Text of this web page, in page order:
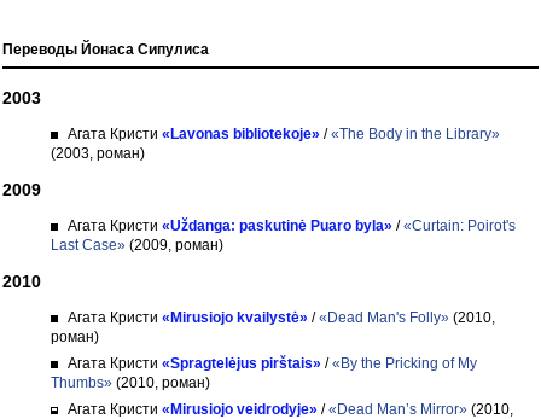
Переводы Йонаса Сипулиса
2003
Агата Кристи «Lavonas bibliotekoje» /«The Body in the Library»
(2003, роман)
2009
Агата Кристи «Uždanga: paskutinė Puaro byla» /«Curtain: Poirot's
Last Case» (2009, роман)
2010
Агата Кристи «Mirusiojo kvailystė» /«Dead Man's Folly» (2010,
роман)
Агата Кристи «Spragtelėjus pirštais» /«By the Pricking of My
Thumbs» (2010, роман)
Агата Кристи «Mirusiojo veidrodyje» /«Dead Man’s Mirror» (2010,